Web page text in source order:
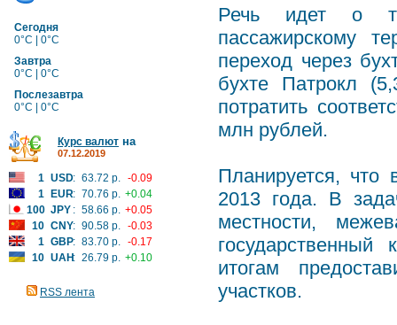
Сегодня
0°C | 0°C
Завтра
0°C | 0°C
Послезавтра
0°C | 0°C
Курс валют на
07.12.2019
1 USD: 63.72 р. -0.09
1
EUR: 70.76 р. +0.04
100 JPY : 58.66 р. +0.05
10 CNY: 90.58 р. -0.03
1 GBP: 83.70 р. -0.17
10 UAH: 26.79 р. +0.10
RSS лента
Речь идет о
пассажирскому
переход через
бухте Патрокл
потратить
млн рублей.
Планируется,
2013 года. В
местности,
итогам
участков.